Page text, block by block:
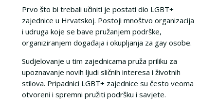
Prvo što bi trebali učiniti je postati dio LGBT+
zajednice u Hrvatskoj. Postoji mnoštvo organizacija
i udruga koje se bave pružanjem podrške,
organiziranjem događaja i okupljanja za gay osobe.
Sudjelovanje u tim zajednicama pruža priliku za
upoznavanje novih ljudi sličnih interesa i životnih
stilova. Pripadnici LGBT+ zajednice su često veoma
otvoreni i spremni pružiti podršku i savjete.